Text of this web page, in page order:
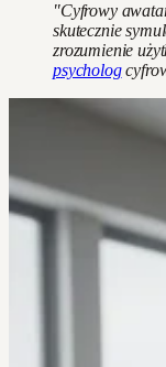
"Cyfrowy
skutecznie
zrozumienie
psycholog